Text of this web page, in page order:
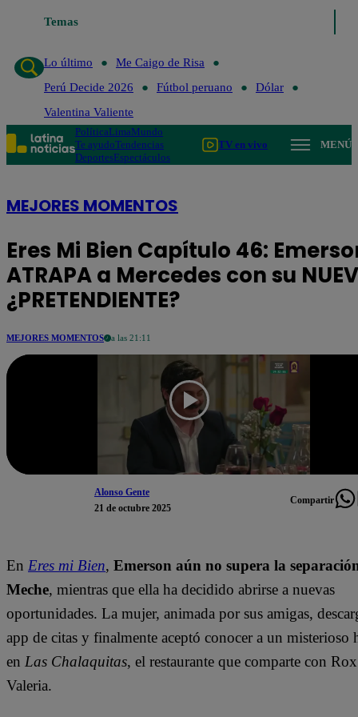
Temas
Lo último
Me Caigo de Risa
Perú Decide 2026
Fútbol peruano
Dólar
Valentina Valiente
PolíticaLimaMundo
Te ayudoTendencias
DeportesEspectáculos
TV en vivo MENÚ
MEJORES MOMENTOS
Eres Mi Bien Capítulo 46:
ATRAPA a Mercedes con su
¿PRETENDIENTE?
MEJORES MOMENTOS a las 21:11
Alonso Gente
21 de octubre 2025
Compartir
En Eres mi Bien, Emerson aún no supera la
Meche, mientras que ella ha decidido abrirse a nuevas
oportunidades. La mujer, animada por sus amigas,
app de citas y finalmente aceptó conocer a un misterioso
en Las Chalaquitas, el restaurante que comparte con
Valeria.